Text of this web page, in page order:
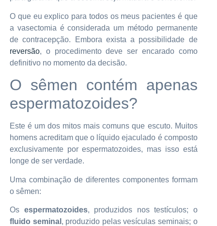
O que eu explico para todos os meus pacientes é que
a vasectomia é considerada um método permanente
de contracepção. Embora exista a possibilidade de
reversão, o procedimento deve ser encarado como
definitivo no momento da decisão.
O sêmen contém apenas
espermatozoides?
Este é um dos mitos mais comuns que escuto. Muitos
homens acreditam que o líquido ejaculado é composto
exclusivamente por espermatozoides, mas isso está
longe de ser verdade.
Uma combinação de diferentes componentes formam
o sêmen:
Os espermatozoides, produzidos nos testículos; o
fluido seminal , produzido pelas vesículas seminais; o